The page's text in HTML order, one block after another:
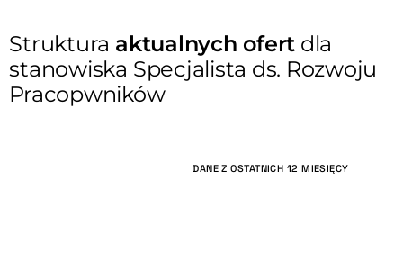
Struktura aktualnych ofert dla
stanowiska Specjalista ds. Rozwoju
Pracopwników
DANE Z OSTATNICH 12 MIESIĘCY